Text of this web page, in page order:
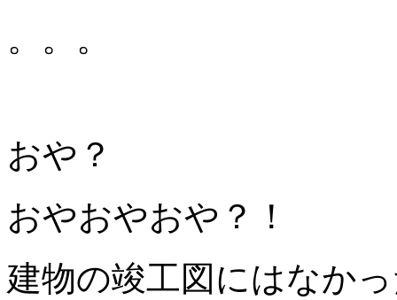
。。。
おや？
おやおやおや？！
建物の竣工図にはなか